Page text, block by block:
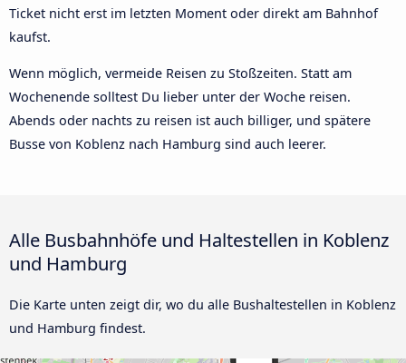
Ticket nicht erst im letzten Moment oder direkt am Bahnhof
kaufst.
Wenn möglich, vermeide Reisen zu Stoßzeiten. Statt am
Wochenende solltest Du lieber unter der Woche reisen.
Abends oder nachts zu reisen ist auch billiger, und spätere
Busse von Koblenz nach Hamburg sind auch leerer.
Alle Busbahnhöfe und Haltestellen in Koblenz
und Hamburg
Die Karte unten zeigt dir, wo du alle Bushaltestellen in Koblenz
und Hamburg findest.